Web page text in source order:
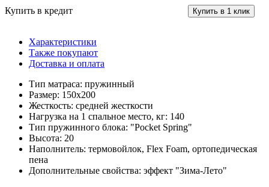
Купить в кредит Купить в 1 клик
Характеристики
Также покупают
Доставка и оплата
Тип матраса: пружинный
Размер: 150x200
Жесткость: средней жесткости
Нагрузка на 1 спальное место, кг: 140
Тип пружинного блока: "Pocket Spring"
Высота: 20
Наполнитель: термовойлок, Flex Foam, ортопедическая
пена
Дополнительные свойства: эффект "Зима-Лето"